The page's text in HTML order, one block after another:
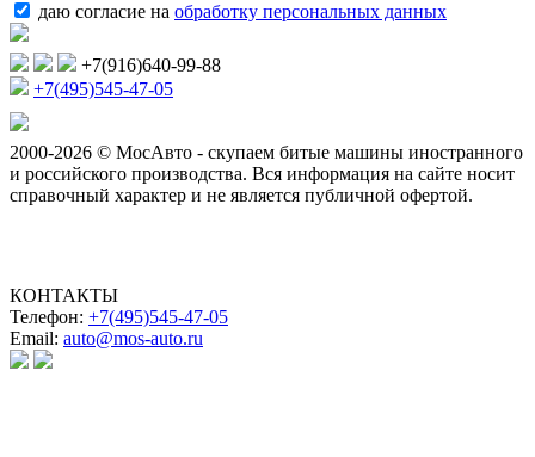
даю согласие на обработку персональных данных
+7(916)640-99-88
+7(495)545-47-05
2000-2026 © МосАвто - скупаем битые машины иностранного
и российского производства. Вся информация на сайте носит
справочный характер и не является публичной офертой.
КОНТАКТЫ
Телефон: +7(495)545-47-05
Email: auto@mos-auto.ru